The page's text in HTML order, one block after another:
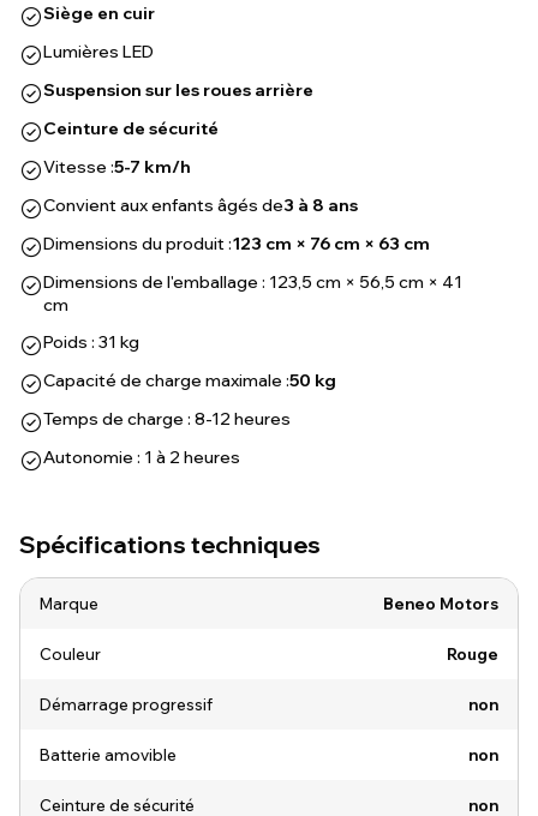
Siège en cuir
Lumières LED
Suspension sur les roues arrière
Ceinture de sécurité
Vitesse :5-7 km/h
Convient aux enfants âgés de3 à 8 ans
Dimensions du produit :123 cm × 76 cm × 63 cm
Dimensions de l'emballage : 123,5 cm × 56,5 cm × 41
cm
Poids : 31 kg
Capacité de charge maximale :50 kg
Temps de charge : 8-12 heures
Autonomie : 1 à 2 heures
Spécifications techniques
Marque Beneo Motors
Couleur Rouge
Démarrage progressif non
Batterie amovible non
Ceinture de sécurité non